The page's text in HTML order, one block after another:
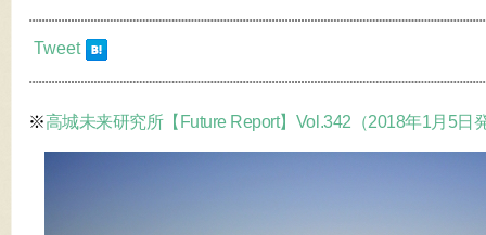
Tweet
※高城未来研究所【Future Report】Vol.342（2018年1月5日